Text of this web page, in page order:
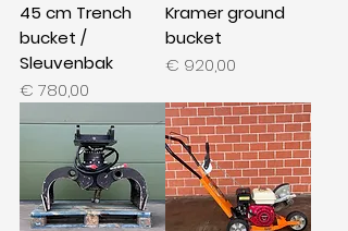
45 cm Trench
bucket /
Sleuvenbak
Prijs
€ 780,00
Kramer ground
bucket
Prijs
€ 920,00